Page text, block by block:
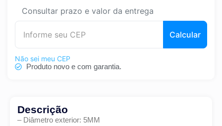
Consultar prazo e valor da entrega
Calcular
Não sei meu CEP
Produto novo e com garantia.
Descrição
– Diâmetro exterior: 5MM